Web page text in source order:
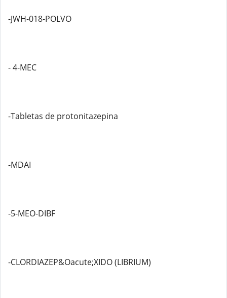
-JWH-018-POLVO
- 4-MEC
-Tabletas de protonitazepina
-MDAI
-5-MEO-DIBF
-CLORDIAZEP&Oacute;XIDO (LIBRIUM)